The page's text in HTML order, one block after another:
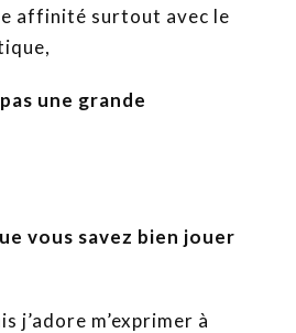
affinité surtout avec le
une grande
vous savez bien jouer
j’adore m’exprimer à